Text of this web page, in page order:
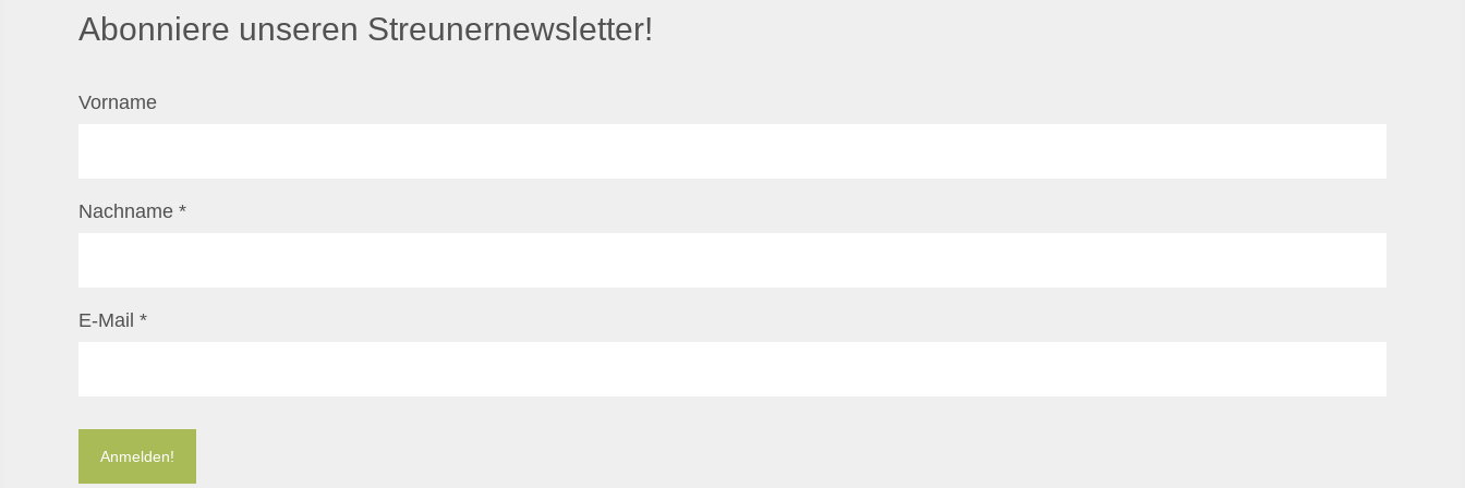
Abonniere unseren Streunernewsletter!
Vorname
Nachname *
E-Mail *